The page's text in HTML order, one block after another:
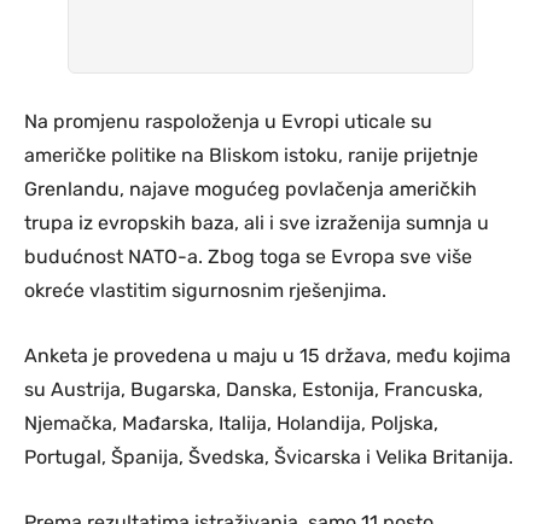
Na promjenu raspoloženja u Evropi uticale su
američke politike na Bliskom istoku, ranije prijetnje
Grenlandu, najave mogućeg povlačenja američkih
trupa iz evropskih baza, ali i sve izraženija sumnja u
budućnost NATO-a. Zbog toga se Evropa sve više
okreće vlastitim sigurnosnim rješenjima.
Anketa je provedena u maju u 15 država, među kojima
su Austrija, Bugarska, Danska, Estonija, Francuska,
Njemačka, Mađarska, Italija, Holandija, Poljska,
Portugal, Španija, Švedska, Švicarska i Velika Britanija.